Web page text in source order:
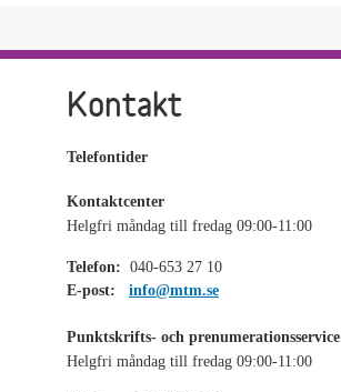
Kontakt
Telefontider
Kontaktcenter
Helgfri måndag till fredag 09:00-11:00
Telefon: 040-653 27 10
E-post:
info@mtm.se
Punktskrifts- och prenumerationsservice
Helgfri måndag till fredag 09:00-11:00